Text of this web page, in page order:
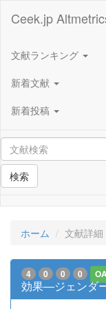
Ceek.jp
文献ランキング
新着文献
新着投稿
検索
ホーム 文献詳細
4 0 0 0
効果―ジェンダ